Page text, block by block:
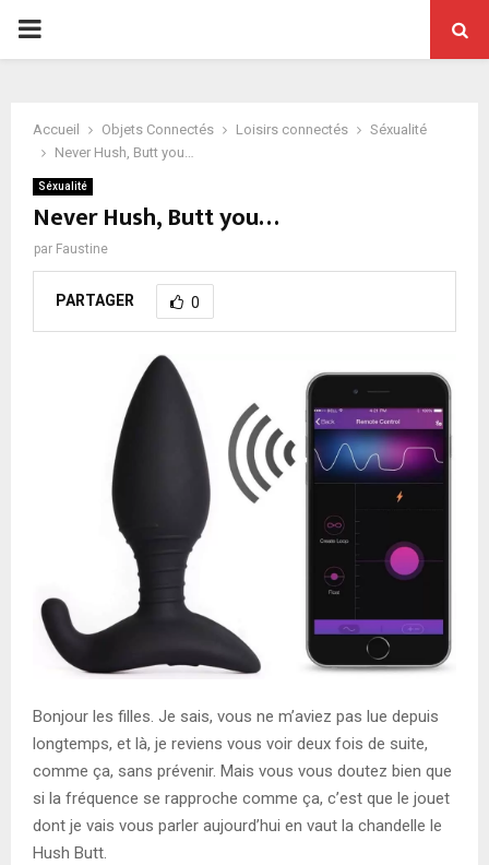
PRIMARY
Accueil Objets Connectés Loisirs connectés
Séxualité
Never Hush, Butt you…
Séxualité
Never Hush, Butt you…
par Faustine
PARTAGER 0
Bonjour les filles. Je sais, vous ne m’aviez pas lue depuis
longtemps, et là, je reviens vous voir deux fois de suite,
comme ça, sans prévenir. Mais vous vous doutez bien que
si la fréquence se rapproche comme ça, c’est que le jouet
dont je vais vous parler aujourd’hui en vaut la chandelle le
Hush Butt.